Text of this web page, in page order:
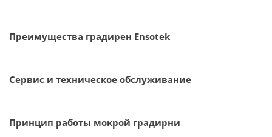
Преимущества градирен Ensotek
Сервис и техническое обслуживание
Принцип работы мокрой градирни